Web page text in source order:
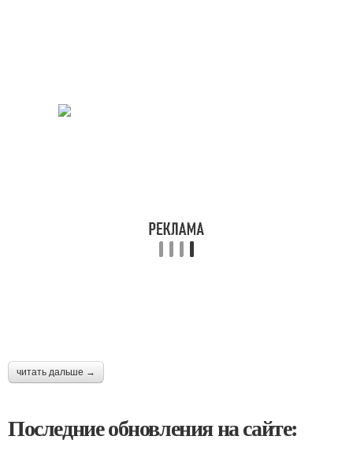
читать дальше →
Последние обновления на сайте: